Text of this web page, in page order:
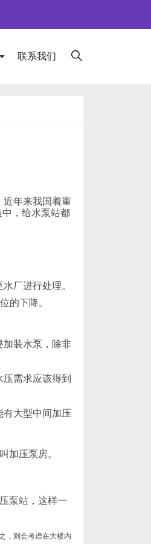
联系我们
近年来我国着重
，给水泵站都
厂进行处理。
的下降。
加装水泵，除非
需求应该得到
大型中间加压
加压泵房。
泵站，这样一
，则会考虑在大楼内